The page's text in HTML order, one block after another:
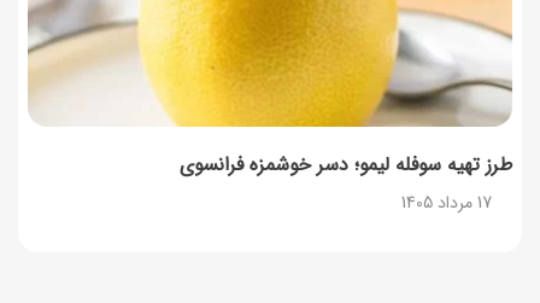
طرز تهیه سوفله لیمو؛ دسر خوشمزه فرانسوی
17 مرداد 1405